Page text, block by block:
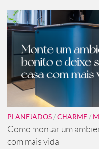
PLANEJADOS /CHARME /
Como montar um
com mais vida